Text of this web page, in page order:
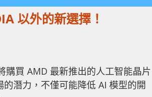
以外的新選擇！
買 AMD 最新推出的人工智能晶片
潛力，不僅可能降低 AI 模型的開